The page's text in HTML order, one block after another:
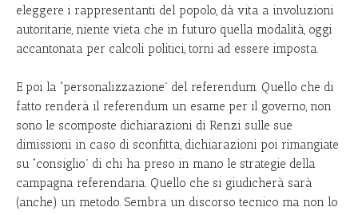
eleggere i rappresentanti del popolo, dà vita a involuzioni
autoritarie, niente vieta che in futuro quella modalità, oggi
accantonata per calcoli politici, torni ad essere imposta.
E poi la “personalizzazione” del referendum. Quello che di
fatto renderà il referendum un esame per il governo, non
sono le scomposte dichiarazioni di Renzi sulle sue
dimissioni in caso di sconfitta, dichiarazioni poi rimangiate
su “consiglio” di chi ha preso in mano le strategie della
campagna referendaria. Quello che si giudicherà sarà
(anche) un metodo. Sembra un discorso tecnico ma non lo